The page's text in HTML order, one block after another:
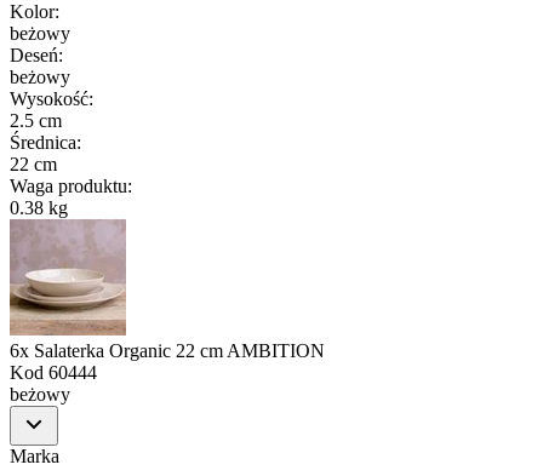
Kolor:
beżowy
Deseń:
beżowy
Wysokość:
2.5 cm
Średnica:
22 cm
Waga produktu:
0.38 kg
6x Salaterka Organic 22 cm AMBITION
Kod 60444
beżowy
Marka